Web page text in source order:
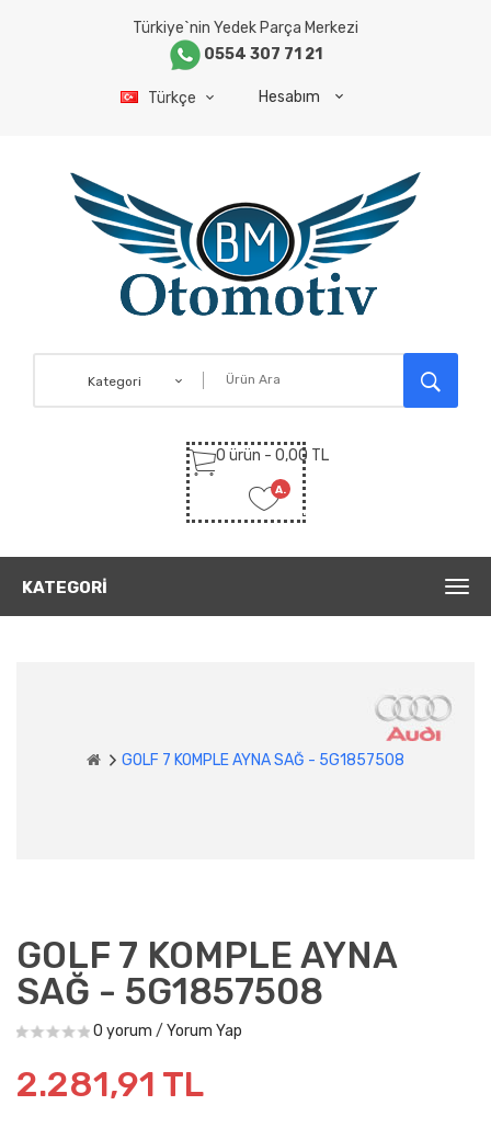
Türkiye`nin Yedek Parça Merkezi
0554 307 71 21
Türkçe Hesabım
Kategori
0 ürün - 0,00 TL
A.
Listem
KATEGORI
GOLF 7 KOMPLE AYNA SAĞ - 5G1857508
GOLF 7 KOMPLE AYNA
SAĞ - 5G1857508
0 yorum / Yorum Yap
2.281,91 TL